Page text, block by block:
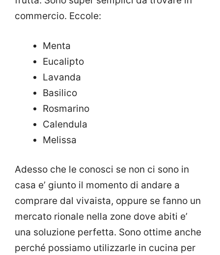
commercio. Eccole:
Menta
Eucalipto
Lavanda
Basilico
Rosmarino
Calendula
Melissa
Adesso che le conosci se non ci sono in
casa e’ giunto il momento di andare a
comprare dal vivaista, oppure se fanno un
mercato rionale nella zone dove abiti e’
una soluzione perfetta. Sono ottime anche
perché possiamo utilizzarle in cucina per